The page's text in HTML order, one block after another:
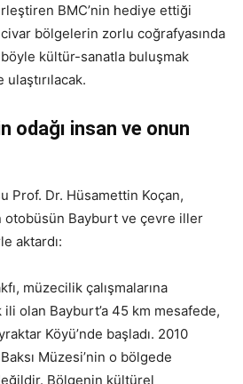
BMC’nin hediye ettiği
bölgelerin zorlu coğrafyasında
kültür-sanatla buluşmak
ulaştırılacak.
odağı insan ve onun
Prof. Dr. Hüsamettin Koçan,
otobüsün Bayburt ve çevre iller
aktardı:
müzecilik çalışmalarına
ili olan Bayburt’a 45 km mesafede,
Köyü’nde başladı. 2010
Baksı Müzesi’nin o bölgede
Bölgenin kültürel